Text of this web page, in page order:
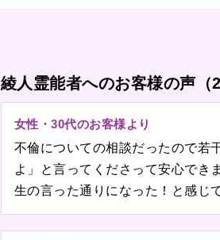
綾人霊能者へのお客様の声（
女性・30代のお客様より
不倫についての相談だったので若
よ」と言ってくださって安心でき
生の言った通りになった！と感じ